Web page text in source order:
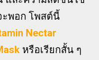
พอก โพสต์นี้
Nectar
หรือเรียกสั้น ๆ